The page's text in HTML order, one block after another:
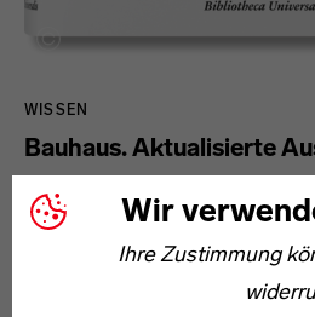
Wir
Ihre Zustimmung
WISSEN
Bauhaus. Aktualisierte
Anhand einer Fülle von
Archiv in Berlin zeichnet dieser
einer idealistischen
entschlossen war, Gestaltung